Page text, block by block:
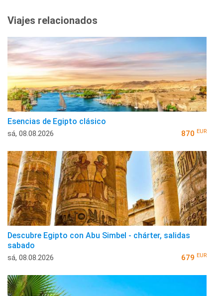
Viajes relacionados
Esencias de Egipto clásico
sá, 08.08.2026 870 EUR
Descubre Egipto con Abu Simbel - chárter, salidas
sabado
sá, 08.08.2026 679 EUR